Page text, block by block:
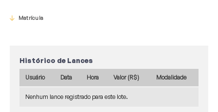
Matrícula
Histórico de Lances
Usuário Data Hora Valor (R$) Modalidade
Nenhum lance registrado para este lote.